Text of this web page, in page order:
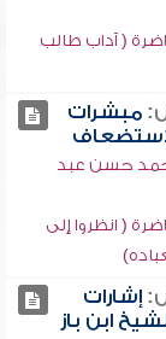
( آداب طالب
مبشرات
حسن عبد
( انظروا إلى
إشارات
ابن باز